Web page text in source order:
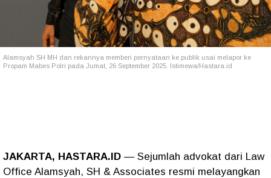
Alamsyah SH MH dan rekannya memberi pernyataan ke publik usai melapor ke
Propam Mabes Polri pada Jumat, 26 September 2025. Istimewa/Hastara.id
JAKARTA, HASTARA.ID — Sejumlah advokat dari Law
Office Alamsyah, SH & Associates resmi melayangkan